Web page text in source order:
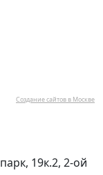
Создание сайтов в Москве
19к.2, 2-ой